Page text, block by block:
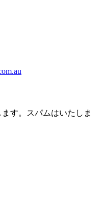
す。スパムはいたしま